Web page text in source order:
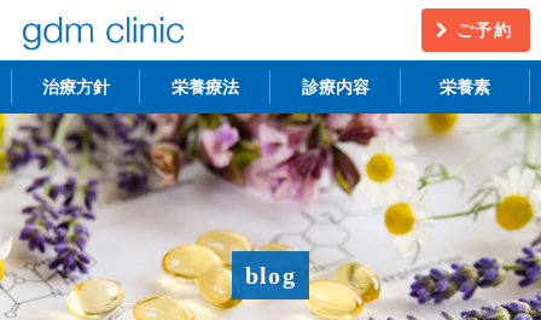
ご予約
治療方針 栄養療法 診療内容
不妊治療 うつ・慢性疲労
アンチエイジング 更年期障害
アトピー性皮膚炎 ニキビ・シミ
栄養素
blog